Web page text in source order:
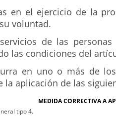
en el ejercicio de la
voluntad.
de las
las condiciones del
en uno o más de
la aplicación de las
MEDIDA CORRECTIVA A
tipo 4.